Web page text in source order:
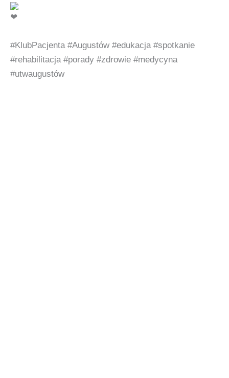
#KlubPacjenta #Augustów #edukacja #spotkanie
#rehabilitacja #porady #zdrowie #medycyna
#utwaugustów